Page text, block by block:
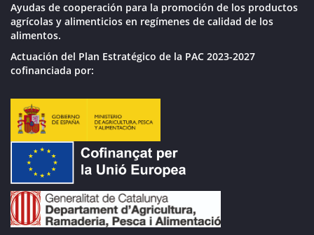
Ayudas de cooperación para la promoción de los productos
agrícolas y alimenticios en regímenes de calidad de los
alimentos.
Actuación del Plan Estratégico de la PAC 2023-2027
cofinanciada por: